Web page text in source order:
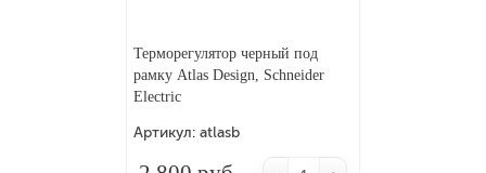
Терморегулятор черный под
рамку Atlas Design, Schneider
Electric
Артикул: atlasb